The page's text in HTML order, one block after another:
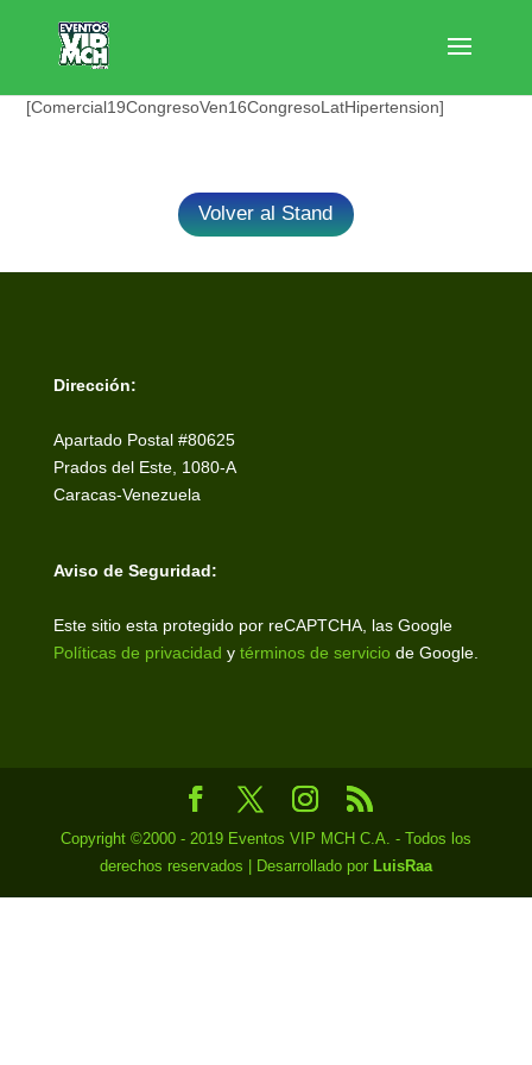
[Comercial19CongresoVen16CongresoLatHipertension]
Volver al Stand
Dirección:
Apartado Postal #80625
Prados del Este, 1080-A
Caracas-Venezuela
Aviso de Seguridad:
Este sitio esta protegido por reCAPTCHA, las Google
Políticas de privacidad y términos de servicio de Google.
Copyright ©2000 - 2019 Eventos VIP MCH C.A. - Todos los
derechos reservados | Desarrollado por LuisRaa